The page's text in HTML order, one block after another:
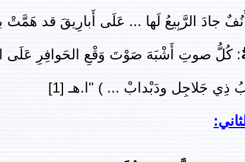
جادَ الرَّبِيعُ لَها ... عَلَى أَبارِيقَ قد
: كُلُّ صوتِ أَشْبَهَ صَوْتَ وَقْعِ الحَوافِرِ عَلَى
ذِي جَلاجِل ودَبْدابْ ... ) "ا.هـ [1]